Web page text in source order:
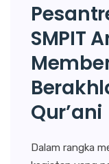
SMPIT
Qur’ani
Dalam rangka